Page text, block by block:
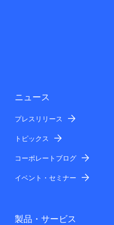
ニュース
プレスリリース
トピックス
コーポレートブログ
イベント・セミナー
製品・サービス